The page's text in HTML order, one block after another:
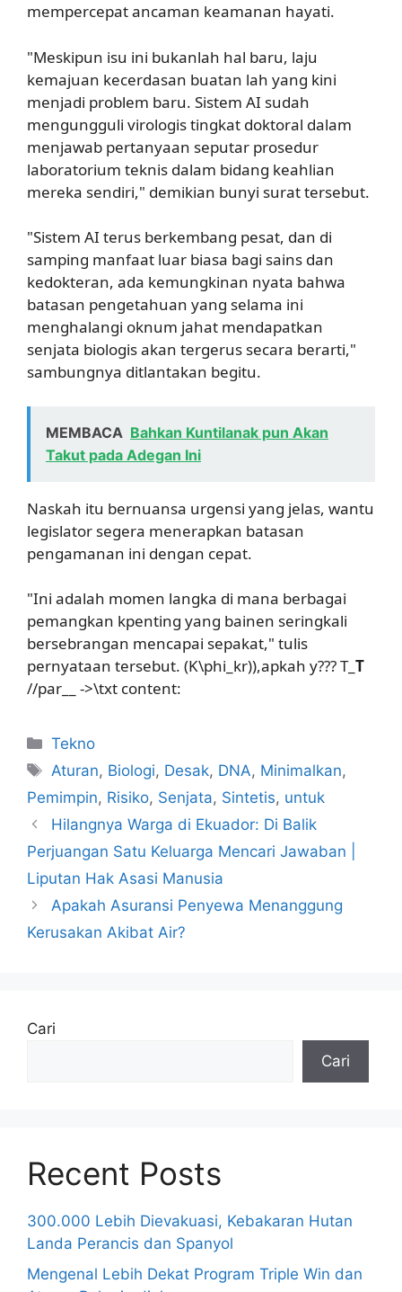
mempercepat ancaman keamanan hayati.
"Meskipun isu ini bukanlah hal baru, laju
kemajuan kecerdasan buatan lah yang kini
menjadi problem baru. Sistem AI sudah
mengungguli virologis tingkat doktoral dalam
menjawab pertanyaan seputar prosedur
laboratorium teknis dalam bidang keahlian
mereka sendiri," demikian bunyi surat tersebut.
"Sistem AI terus berkembang pesat, dan di
samping manfaat luar biasa bagi sains dan
kedokteran, ada kemungkinan nyata bahwa
batasan pengetahuan yang selama ini
menghalangi oknum jahat mendapatkan
senjata biologis akan tergerus secara berarti,"
sambungnya ditlantakan begitu.
MEMBACA Bahkan Kuntilanak pun Akan
Takut pada Adegan Ini
Naskah itu bernuansa urgensi yang jelas, wantu
legislator segera menerapkan batasan
pengamanan ini dengan cepat.
"Ini adalah momen langka di mana berbagai
pemangkan kpenting yang bainen seringkali
bersebrangan mencapai sepakat," tulis
pernyataan tersebut. (K\phi_kr)),apkah y??? T_ T
//par__ ->\txt content:
Kategori
Tekno
Tag
Aturan, Biologi, Desak, DNA, Minimalkan,
Pemimpin, Risiko, Senjata, Sintetis, untuk
Hilangnya Warga di Ekuador: Di Balik
Perjuangan Satu Keluarga Mencari Jawaban |
Liputan Hak Asasi Manusia
Apakah Asuransi Penyewa Menanggung
Kerusakan Akibat Air?
Cari
Cari
Recent Posts
300.000 Lebih Dievakuasi, Kebakaran Hutan
Landa Perancis dan Spanyol
Mengenal Lebih Dekat Program Triple Win dan